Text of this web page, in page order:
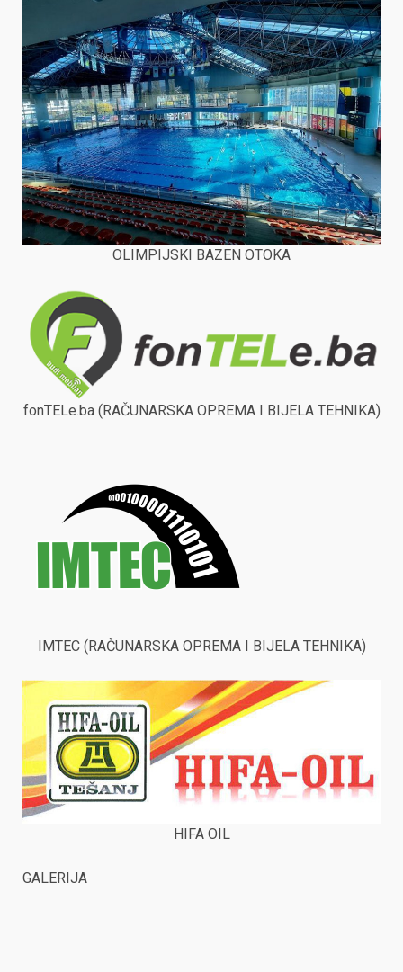
OLIMPIJSKI BAZEN OTOKA
fonTELe.ba (RAČUNARSKA OPREMA I BIJELA TEHNIKA)
IMTEC (RAČUNARSKA OPREMA I BIJELA TEHNIKA)
HIFA OIL
GALERIJA